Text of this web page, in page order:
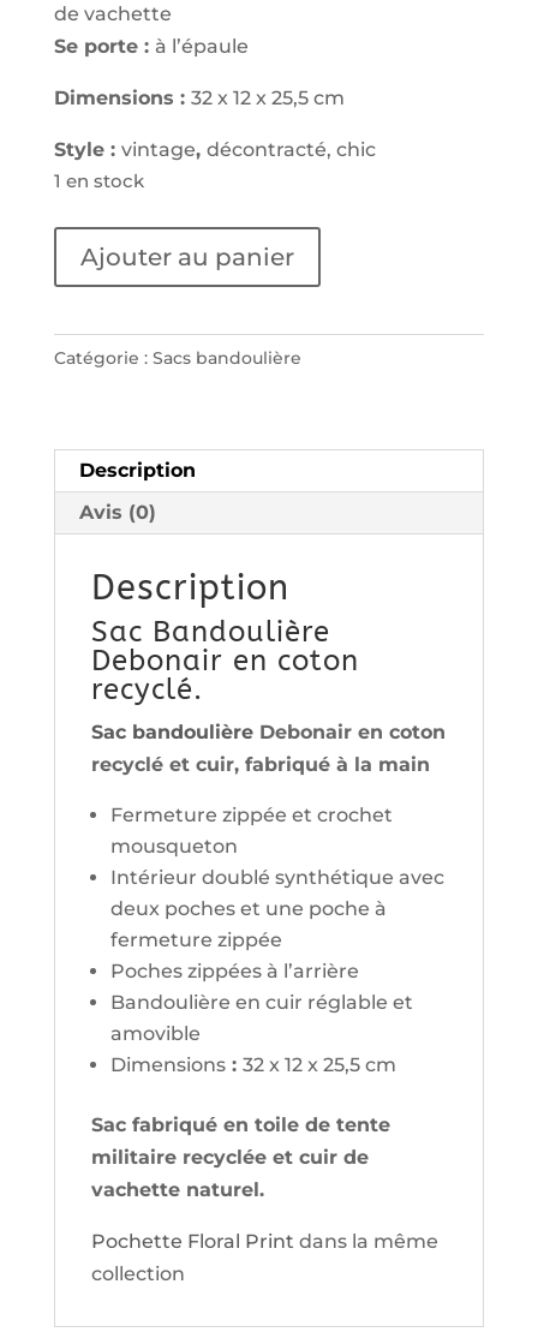
de vachette
Se porte : à l’épaule
Dimensions : 32 x 12 x 25,5 cm
Style : vintage, décontracté, chic
1 en stock
quantité
Bandoulière
Debonair
Ajouter au panier
Catégorie : Sacs bandoulière
Description
Avis (0)
Description
Sac Bandoulière
Debonair en coton
recyclé.
Sac bandoulièreDebonair en coton
recyclé et cuir, fabriqué à la main
Fermeture zippée et crochet
mousqueton
Intérieur doublé synthétique avec
deux poches et une poche à
fermeture zippée
Poches zippées à l’arrière
Bandoulière en cuir réglable et
amovible
Dimensions: 32 x 12 x 25,5 cm
Sac fabriqué en toile de tente
militaire recyclée et cuir de
vachette naturel.
Pochette Floral Print dans la même
collection